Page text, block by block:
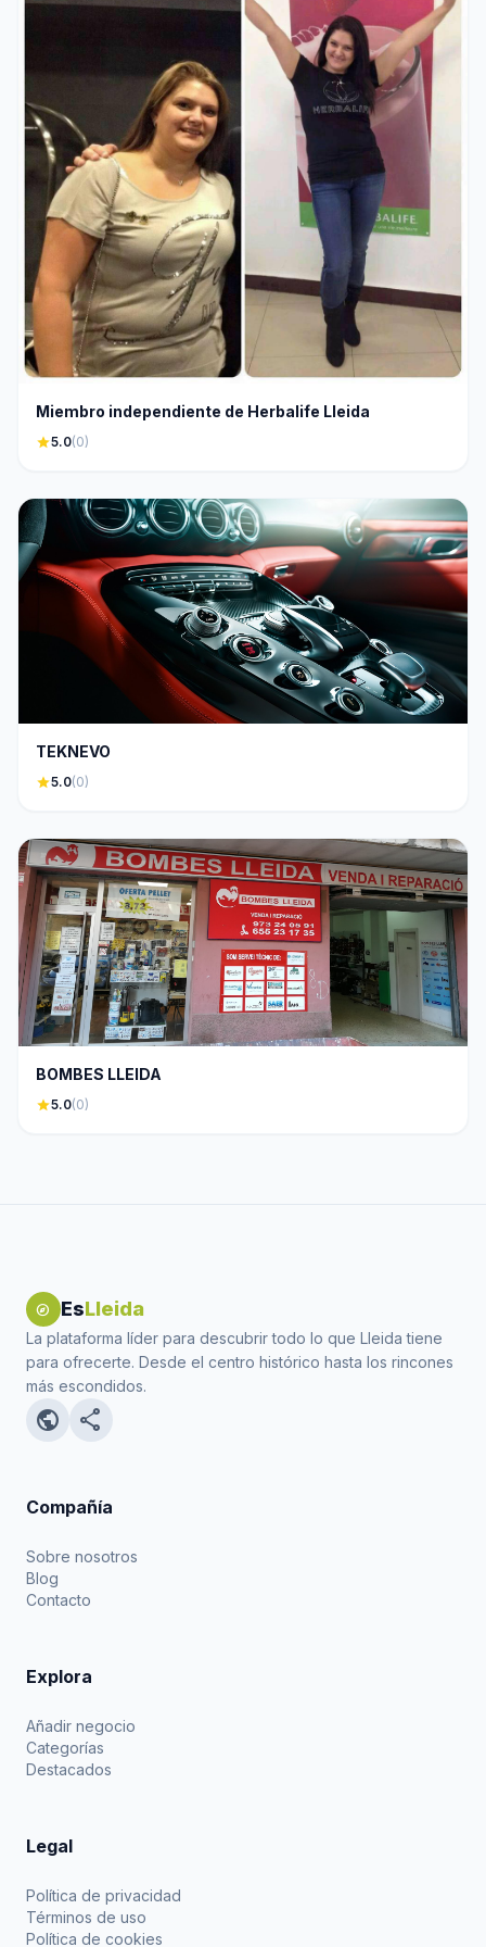
Miembro independiente de Herbalife Lleida
star5.0(0)
TEKNEVO
star5.0(0)
BOMBES LLEIDA
star5.0(0)
explore EsLleida
La plataforma líder para descubrir todo lo que Lleida tiene
para ofrecerte. Desde el centro histórico hasta los rincones
más escondidos.
public share
Compañía
Sobre nosotros
Blog
Contacto
Explora
Añadir negocio
Categorías
Destacados
Legal
Política de privacidad
Términos de uso
Política de cookies